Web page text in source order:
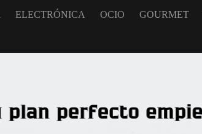
ELECTRÓNICA OCIO GOURMET